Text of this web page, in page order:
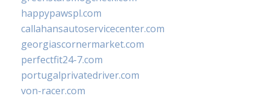
happypawspl.com
callahansautoservicecenter.com
georgiascornermarket.com
perfectfit24-7.com
portugalprivatedriver.com
von-racer.com